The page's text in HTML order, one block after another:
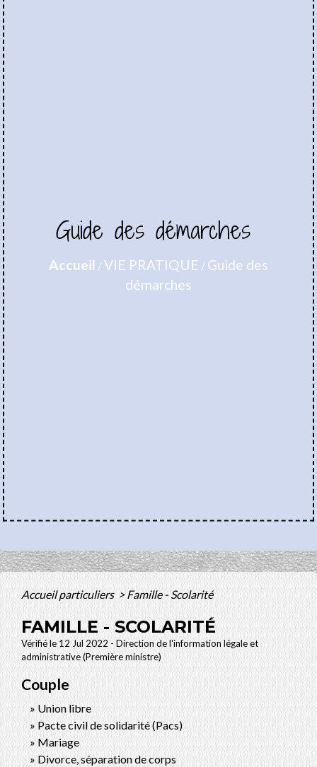
Guide des démarches
Accueil /VIE PRATIQUE / Guide des
démarches
Accueil particuliers >Famille - Scolarité
FAMILLE - SCOLARITÉ
Vérifié le 12 Jul 2022 - Direction de l'information légale et
administrative (Première ministre)
Couple
Union libre
Pacte civil de solidarité (Pacs)
Mariage
Divorce, séparation de corps